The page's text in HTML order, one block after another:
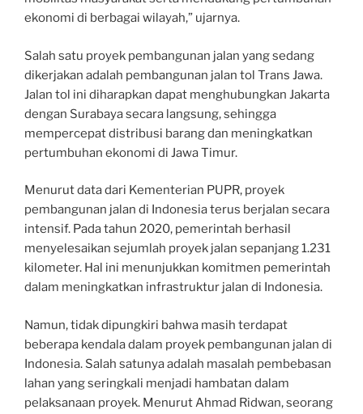
ekonomi di berbagai wilayah,” ujarnya.
Salah satu proyek pembangunan jalan yang sedang
dikerjakan adalah pembangunan jalan tol Trans Jawa.
Jalan tol ini diharapkan dapat menghubungkan Jakarta
dengan Surabaya secara langsung, sehingga
mempercepat distribusi barang dan meningkatkan
pertumbuhan ekonomi di Jawa Timur.
Menurut data dari Kementerian PUPR, proyek
pembangunan jalan di Indonesia terus berjalan secara
intensif. Pada tahun 2020, pemerintah berhasil
menyelesaikan sejumlah proyek jalan sepanjang 1.231
kilometer. Hal ini menunjukkan komitmen pemerintah
dalam meningkatkan infrastruktur jalan di Indonesia.
Namun, tidak dipungkiri bahwa masih terdapat
beberapa kendala dalam proyek pembangunan jalan di
Indonesia. Salah satunya adalah masalah pembebasan
lahan yang seringkali menjadi hambatan dalam
pelaksanaan proyek. Menurut Ahmad Ridwan, seorang